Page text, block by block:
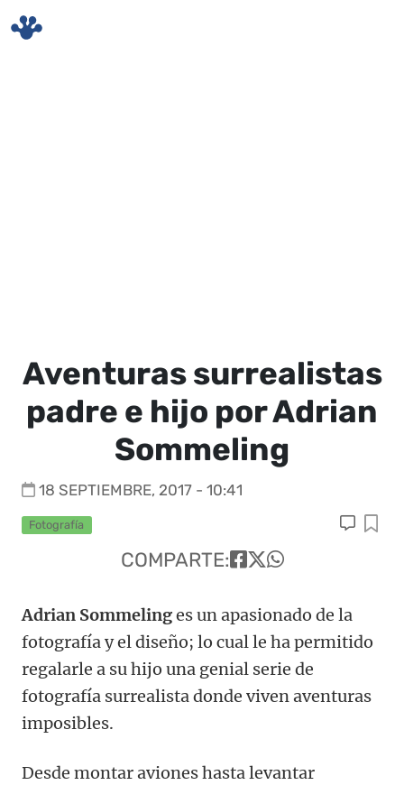
Aventuras surrealistas
padre e hijo por Adrian
Sommeling
18 SEPTIEMBRE, 2017 - 10:41
Fotografía
COMPARTE:
Adrian Sommelinges un apasionado de la
fotografía y el diseño; lo cual le ha permitido
regalarle a su hijo una genial serie de
fotografía surrealista donde viven aventuras
imposibles.
Desde montar aviones hasta levantar